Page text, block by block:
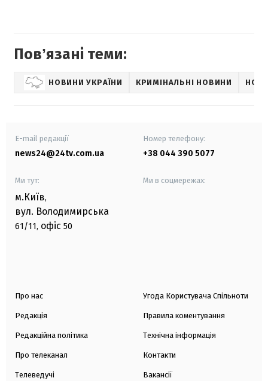
Повʼязані теми:
НОВИНИ УКРАЇНИ КРИМІНАЛЬНІ НОВИНИ
E-mail редакції
news24@24tv.com.ua
Номер телефону:
+38 044 390 5077
Ми тут:
м.Київ,
вул. Володимирська
61/11, офіс 50
Ми в соцмережах:
Про нас
Редакція
Редакційна політика
Про телеканал
Телеведучі
Угода Користувача Спільноти
Правила коментування
Технічна інформація
Контакти
Вакансії